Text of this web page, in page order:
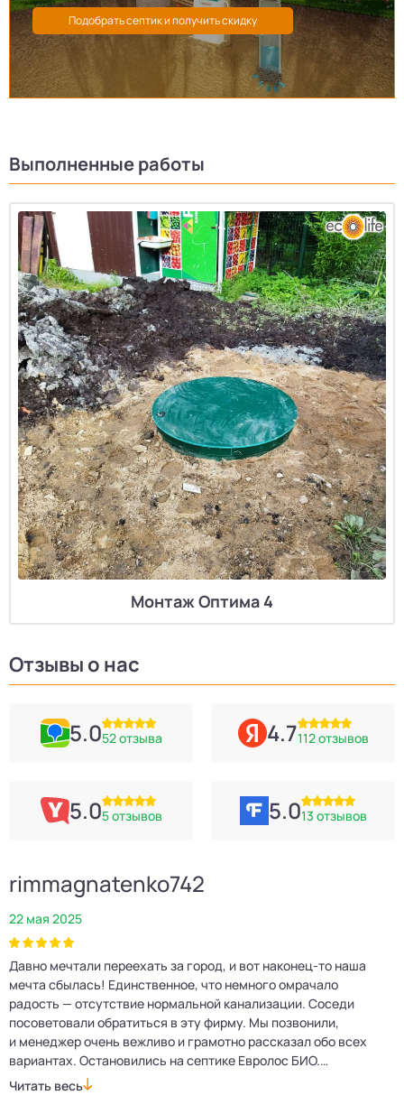
Выполненные работы
Монтаж Оптима 4
Отзывы о нас
5.052 отзыва 4.7112 отзывов
5.05 отзывов 5.013 отзывов
rimmagnatenko742
22 мая 2025
Давно мечтали переехать за город, и вот наконец‑то наша
мечта сбылась! Единственное, что немного омрачало
радость — отсутствие нормальной канализации. Соседи
посоветовали обратиться в эту фирму. Мы позвонили,
и менеджер очень вежливо и грамотно рассказал обо всех
вариантах. Остановились на септике Евролос БИО.
Монтажники приехали вовремя, установили всё быстро
Читать весь